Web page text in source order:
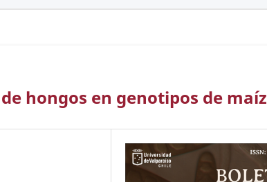
hongos en genotipos de maíz